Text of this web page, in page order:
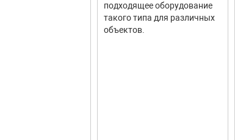
подходящее оборудование
такого типа для различных
объектов.